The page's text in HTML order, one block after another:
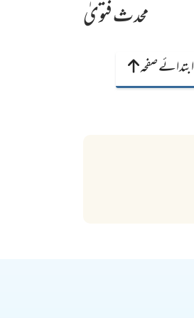
محدث فتویٰ
ابتدائے صفحہ